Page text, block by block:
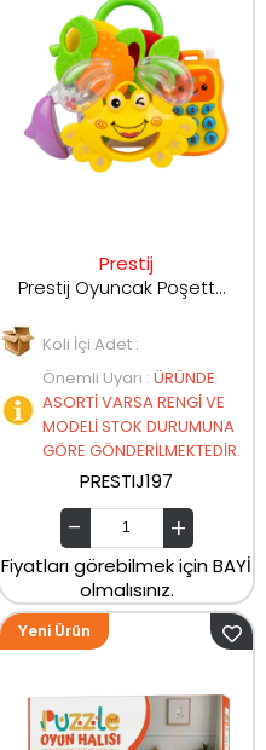
Prestij
Prestij Oyuncak Poşette 6'lı Çıngırak Seti
Koli İçi Adet :
Önemli Uyarı : ÜRÜNDE
ASORTİ VARSA RENGİ VE
MODELİ STOK DURUMUNA
GÖRE GÖNDERİLMEKTEDİR.
PRESTIJ197
Fiyatları görebilmek için BAYİ
olmalısınız.
Yeni Ürün